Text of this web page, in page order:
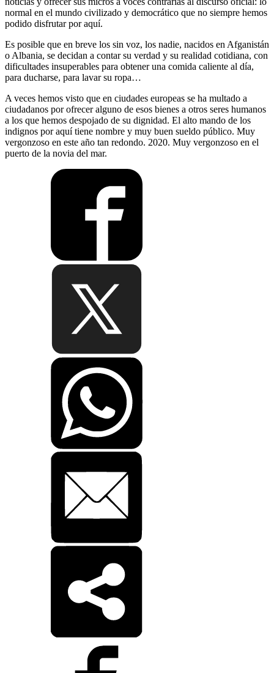
normal en el mundo civilizado y democrático que no siempre hemos
podido disfrutar por aquí.
Es posible que en breve los sin voz, los nadie, nacidos en Afganistán
o Albania, se decidan a contar su verdad y su realidad cotidiana, con
dificultades insuperables para obtener una comida caliente al día,
para ducharse, para lavar su ropa…
A veces hemos visto que en ciudades europeas se ha multado a
ciudadanos por ofrecer alguno de esos bienes a otros seres humanos
a los que hemos despojado de su dignidad. El alto mando de los
indignos por aquí tiene nombre y muy buen sueldo público. Muy
vergonzoso en este año tan redondo. 2020. Muy vergonzoso en el
puerto de la novia del mar.